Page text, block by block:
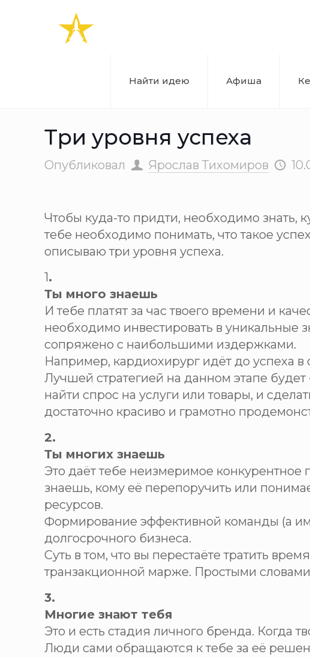
Найти идею Афиша
Три уровня успеха
Опубликовал Ярослав Тихомиров
Чтобы куда-то придти, необходимо знать,
тебе необходимо понимать, что такое
описываю три уровня успеха.
1.
Ты много знаешь
И тебе платят за час твоего времени и
необходимо инвестировать в уникальные
сопряжено с наибольшими издержками.
Например, кардиохирург идёт до успеха в
Лучшей стратегией на данном этапе будет
найти спрос на услуги или товары, и
достаточно красиво и грамотно
2.
Ты многих знаешь
Это даёт тебе неизмеримое конкурентное
знаешь, кому её перепоручить или
ресурсов.
Формирование эффективной команды (а
долгосрочного бизнеса.
Суть в том, что вы перестаёте тратить
транзакционной марже. Простыми
3.
Многие знают тебя
Это и есть стадия личного бренда. Когда
Люди сами обращаются к тебе за её